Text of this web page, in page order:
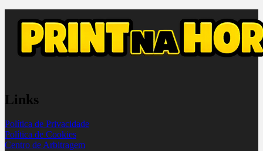
Links
Política de Privacidade
Política de Cookies
Centro de Arbitragem